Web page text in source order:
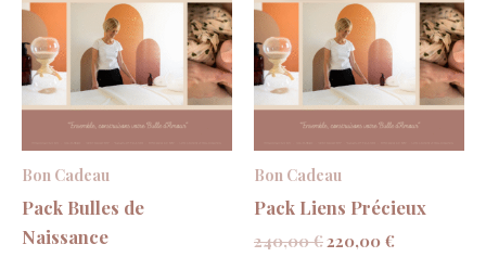
Bon Cadeau
Pack Bulles de
Naissance
Bon Cadeau
Pack Liens Précieux
240,00€
était :
240,00 €.
220,00 €
est :
220,00 €.